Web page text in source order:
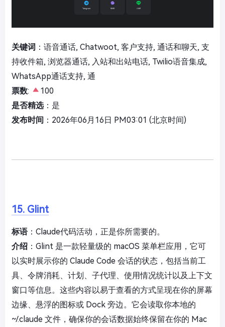
关键词 ：语音通话, Chatwoot, 客户支持, 通话和聊天, 支
持收件箱, 浏览器通话, 入站和出站电话, Twilio语音集成,
WhatsApp通话支持, 通
票数:
100
是否精选：是
发布时间 ：2026年06月16日 PM03:01 (北京时间)
15. Glint
标语：Claude代码活动，正是你所需要的。
介绍 ：Glint 是一款轻量级的 macOS 菜单栏应用，它可
以实时展示你的 Claude Code 会话的状态，包括当前工
具、令牌消耗、计划、子代理、使用情况统计以及上下文
窗口等信息。这些内容以易于查看的方式呈现在你的屏幕
边缘、悬浮的图标或 Dock 旁边。它会读取你本地的
~/.claude 文件，确保你的会话数据始终保留在你的 Mac